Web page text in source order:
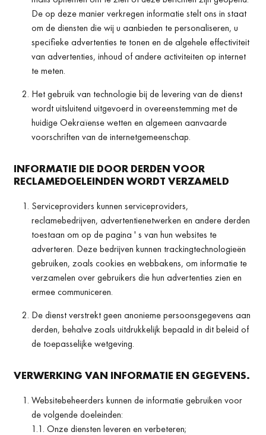
De op deze manier verkregen informatie stelt ons in staat
om de diensten die wij u aanbieden te personaliseren, u
specifieke advertenties te tonen en de algehele effectiviteit
van advertenties, inhoud of andere activiteiten op internet
te meten.
Het gebruik van technologie bij de levering van de dienst
wordt uitsluitend uitgevoerd in overeenstemming met de
huidige Oekraïense wetten en algemeen aanvaarde
voorschriften van de internetgemeenschap.
INFORMATIE DIE DOOR DERDEN VOOR
RECLAMEDOELEINDEN WORDT VERZAMELD
Serviceproviders kunnen serviceproviders,
reclamebedrijven, advertentienetwerken en andere derden
toestaan om op de pagina ' s van hun websites te
adverteren. Deze bedrijven kunnen trackingtechnologieën
gebruiken, zoals cookies en webbakens, om informatie te
verzamelen over gebruikers die hun advertenties zien en
ermee communiceren.
De dienst verstrekt geen anonieme persoonsgegevens aan
derden, behalve zoals uitdrukkelijk bepaald in dit beleid of
de toepasselijke wetgeving.
VERWERKING VAN INFORMATIE EN GEGEVENS.
Websitebeheerders kunnen de informatie gebruiken voor
de volgende doeleinden:
1.1. Onze diensten leveren en verbeteren;